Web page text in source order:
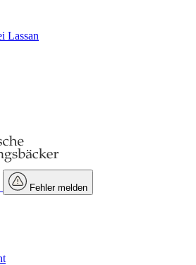
Lassan
Fehler melden